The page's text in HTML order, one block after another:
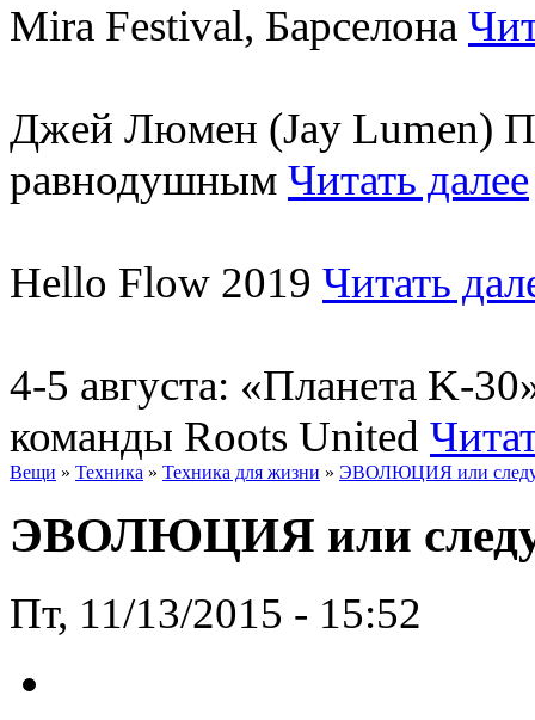
Mira Festival, Барселона
Джей Люмен (Jay Lumen)
равнодушным Читать далее
Hello Flow 2019 Читать
4-5 августа: «Планета K-
команды Roots United
Вещи » Техника » Техника для жизни » ЭВОЛЮЦИЯ или
ЭВОЛЮЦИЯ или
Пт, 11/13/2015 - 15:52